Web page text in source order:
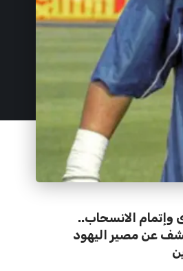
وإتمام الانسحاب..
عن مصير اليهود